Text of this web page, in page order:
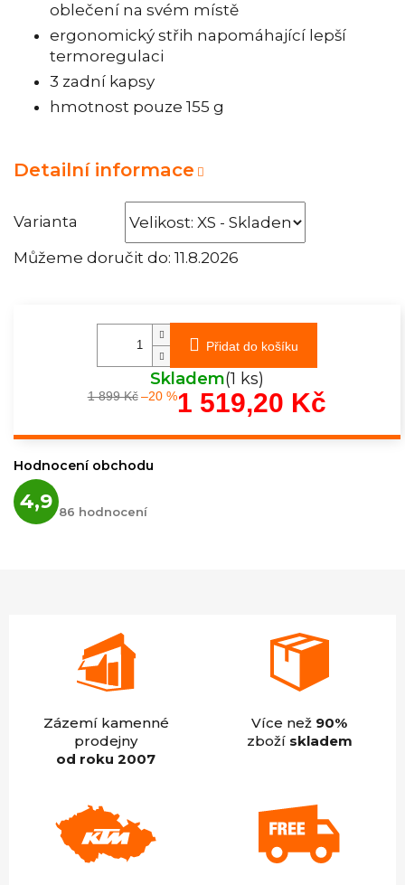
Varianta
Můžeme doručit do: 11.8.2026
oblečení na svém místě
ergonomický střih napomáhající lepší
termoregulaci
3 zadní kapsy
hmotnost pouze 155 g
Detailní informace
Přidat do košíku
Skladem(1 ks)
1 899 Kč –20 %1 519,20 Kč
Hodnocení obchodu
4,9 hodnocení
obchodu
86 hodnocení
Zázemí kamenné
prodejny
od roku 2007
Více než 90%
zboží skladem